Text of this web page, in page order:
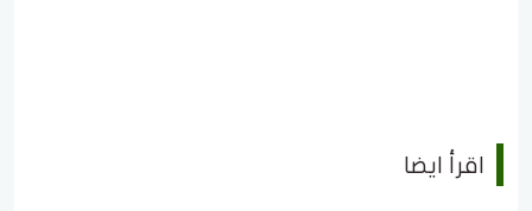
اقرأ ايضا